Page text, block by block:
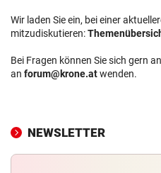
Wir laden Sie ein, bei einer
mitzudiskutieren:
Bei Fragen können Sie sich gern
an forum@krone.atwenden.
NEWSLETTER